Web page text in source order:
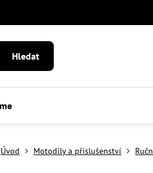
Hledat
Úvod Motodíly a příslušenství